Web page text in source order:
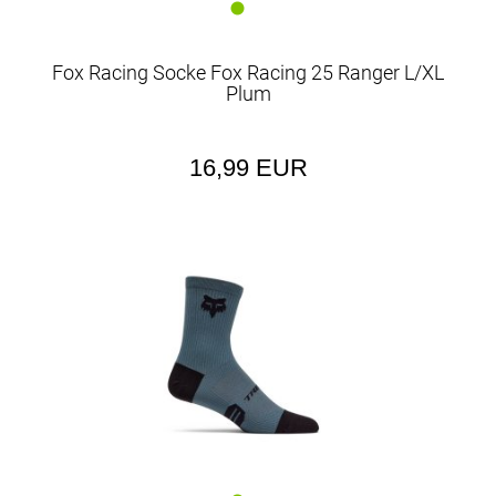
Fox Racing Socke Fox Racing 25 Ranger L/XL
Plum
16,99 EUR